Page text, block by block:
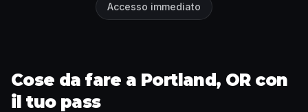
Accesso immediato
Cose da fare a Portland, OR con
il tuo pass